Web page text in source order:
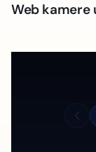
Web kamere